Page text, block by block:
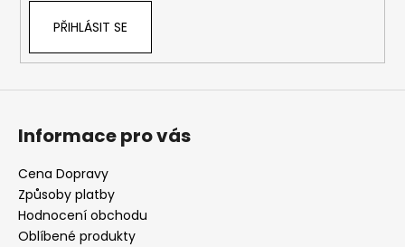
PŘIHLÁSIT SE
Informace pro vás
Cena Dopravy
Způsoby platby
Hodnocení obchodu
Oblíbené produkty